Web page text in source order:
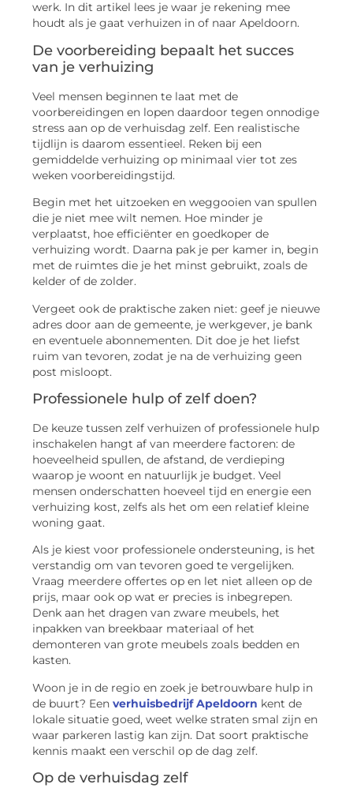
werk. In dit artikel lees je waar je rekening mee
houdt als je gaat verhuizen in of naar Apeldoorn.
De voorbereiding bepaalt het succes
van je verhuizing
Veel mensen beginnen te laat met de
voorbereidingen en lopen daardoor tegen onnodige
stress aan op de verhuisdag zelf. Een realistische
tijdlijn is daarom essentieel. Reken bij een
gemiddelde verhuizing op minimaal vier tot zes
weken voorbereidingstijd.
Begin met het uitzoeken en weggooien van spullen
die je niet mee wilt nemen. Hoe minder je
verplaatst, hoe efficiënter en goedkoper de
verhuizing wordt. Daarna pak je per kamer in, begin
met de ruimtes die je het minst gebruikt, zoals de
kelder of de zolder.
Vergeet ook de praktische zaken niet: geef je nieuwe
adres door aan de gemeente, je werkgever, je bank
en eventuele abonnementen. Dit doe je het liefst
ruim van tevoren, zodat je na de verhuizing geen
post misloopt.
Professionele hulp of zelf doen?
De keuze tussen zelf verhuizen of professionele hulp
inschakelen hangt af van meerdere factoren: de
hoeveelheid spullen, de afstand, de verdieping
waarop je woont en natuurlijk je budget. Veel
mensen onderschatten hoeveel tijd en energie een
verhuizing kost, zelfs als het om een relatief kleine
woning gaat.
Als je kiest voor professionele ondersteuning, is het
verstandig om van tevoren goed te vergelijken.
Vraag meerdere offertes op en let niet alleen op de
prijs, maar ook op wat er precies is inbegrepen.
Denk aan het dragen van zware meubels, het
inpakken van breekbaar materiaal of het
demonteren van grote meubels zoals bedden en
kasten.
Woon je in de regio en zoek je betrouwbare hulp in
de buurt? Een verhuisbedrijf Apeldoorn kent de
lokale situatie goed, weet welke straten smal zijn en
waar parkeren lastig kan zijn. Dat soort praktische
kennis maakt een verschil op de dag zelf.
Op de verhuisdag zelf